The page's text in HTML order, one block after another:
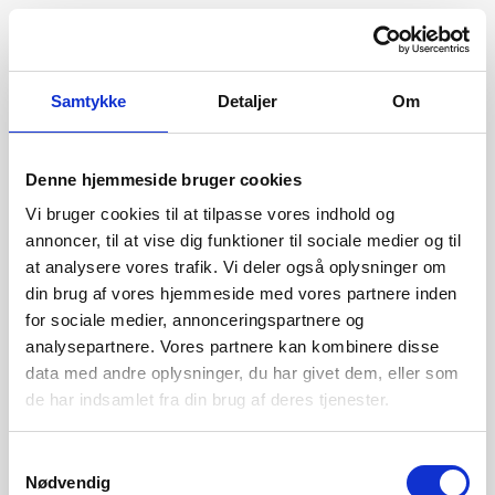
Samtykke Detaljer Om
Denne hjemmeside bruger cookies
Vi bruger cookies til at tilpasse vores indhold og
annoncer, til at vise dig funktioner til sociale medier og til
at analysere vores trafik. Vi deler også oplysninger om
din brug af vores hjemmeside med vores partnere inden
for sociale medier, annonceringspartnere og
analysepartnere. Vores partnere kan kombinere disse
data med andre oplysninger, du har givet dem, eller som
de har indsamlet fra din brug af deres tjenester.
Nødvendig
404